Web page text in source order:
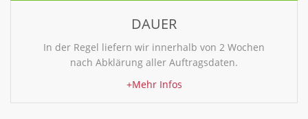
DAUER
In der Regel liefern wir innerhalb von 2 Wochen
nach Abklärung aller Auftragsdaten.
+Mehr Infos